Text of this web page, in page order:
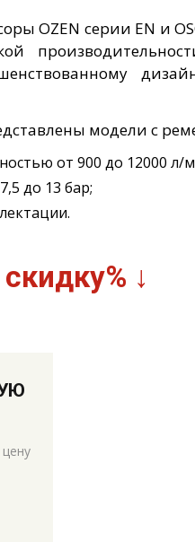
OZEN серии EN и
модели с
от 900 до 12000 л/
до 13 бар;
↓